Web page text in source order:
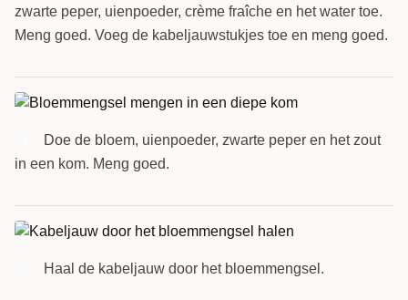
zwarte peper, uienpoeder, crème fraîche en het water toe.
Meng goed. Voeg de kabeljauwstukjes toe en meng goed.
Doe de bloem, uienpoeder, zwarte peper en het zout
in een kom. Meng goed.
Haal de kabeljauw door het bloemmengsel.